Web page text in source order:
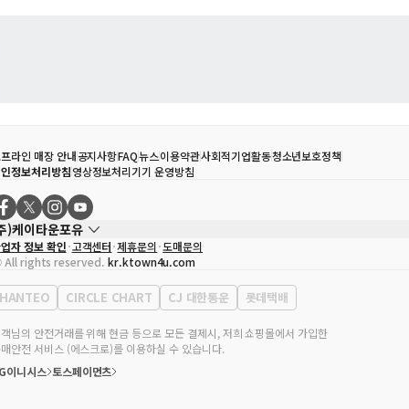
라인 매장 안내공지사항FAQ뉴스이용약관사회적기업활동청소년보호정책
정보처리방침영상정보처리기기 운영방침
)케이타운포유
자
송효민
업자등록번호
120-87-71116
판매업 신고번호 제2011-서울강남-02223
표전화
02-552-9855
자 정보 확인 고객센터 제휴문의 도매문의
rights reserved. kr.ktown4u.com
HANTEO CIRCLE CHART CJ 대한통운 롯데택배
님의 안전거래를 위해 현금 등으로 모든 결제시, 저희 쇼핑몰에서 가입한
안전 서비스 (에스크로)를 이용하실 수 있습니다.
이니시스 토스페이먼츠